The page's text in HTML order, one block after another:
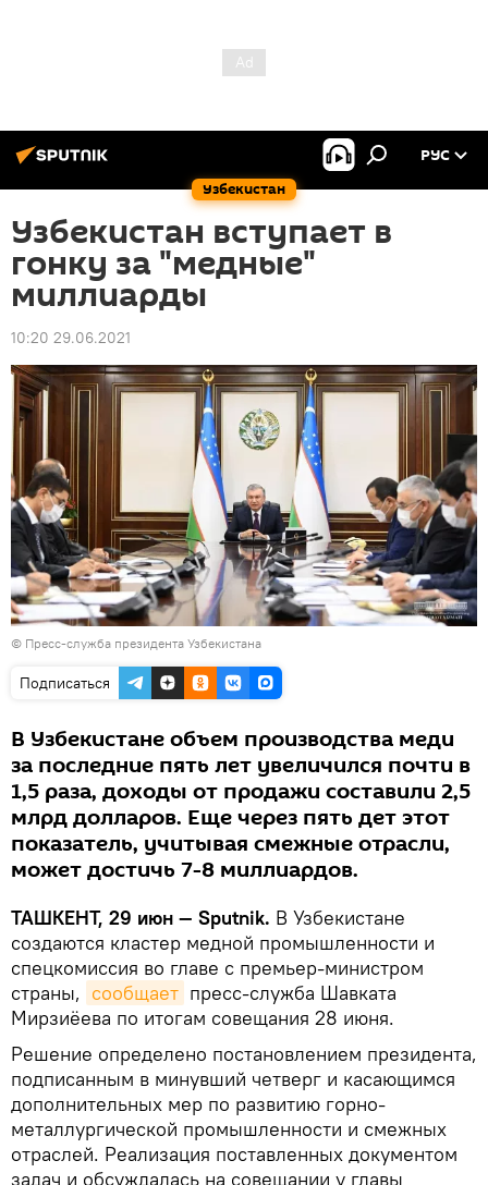
Узбекистан
РУС
Узбекистан вступает в
гонку за "медные"
миллиарды
10:20 29.06.2021
© Пресс-служба президента Узбекистана
Подписаться
В Узбекистане объем производства меди
за последние пять лет увеличился почти в
1,5 раза, доходы от продажи составили 2,5
млрд долларов. Еще через пять дет этот
показатель, учитывая смежные отрасли,
может достичь 7-8 миллиардов.
ТАШКЕНТ, 29 июн — Sputnik. В Узбекистане
создаются кластер медной промышленности и
спецкомиссия во главе с премьер-министром
страны, сообщает пресс-служба Шавката
Мирзиёева по итогам совещания 28 июня.
Решение определено постановлением президента,
подписанным в минувший четверг и касающимся
дополнительных мер по развитию горно-
металлургической промышленности и смежных
отраслей. Реализация поставленных документом
задач и обсуждалась на совещании у главы